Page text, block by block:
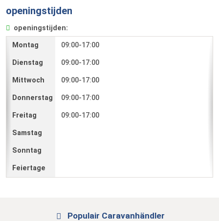
openingstijden
openingstijden:
09:00-17:00
09:00-17:00
09:00-17:00
09:00-17:00
09:00-17:00
Populair Caravanhändler